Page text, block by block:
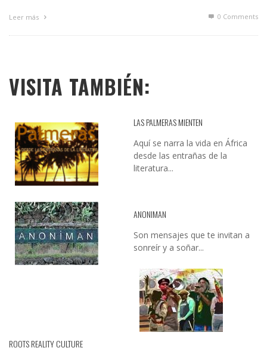
Leer más 0 Comments
VISITA TAMBIÉN:
LAS PALMERAS MIENTEN
Aquí se narra la vida en África
desde las entrañas de la
literatura...
ANONIMAN
Son mensajes que te invitan a
sonreír y a soñar...
ROOTS REALITY CULTURE